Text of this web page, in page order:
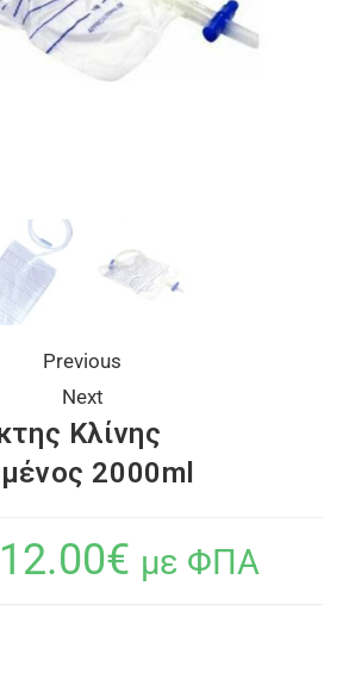
Previous
Next
Κλίνης
2000ml
12.00€ με ΦΠΑ